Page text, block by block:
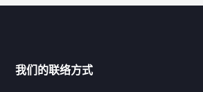
我们的联络方式